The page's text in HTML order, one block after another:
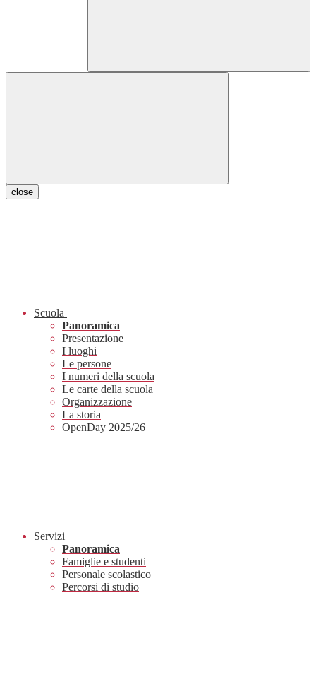
close
Scuola
Panoramica
Presentazione
I luoghi
Le persone
I numeri della scuola
Le carte della scuola
Organizzazione
La storia
OpenDay 2025/26
Servizi
Panoramica
Famiglie e studenti
Personale scolastico
Percorsi di studio